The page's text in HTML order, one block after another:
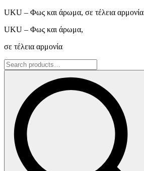
UKU – Φως και άρωμα, σε τέλεια αρμονία
UKU – Φως και άρωμα,
σε τέλεια αρμονία